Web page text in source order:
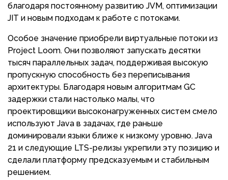
благодаря постоянному развитию JVM, оптимизации
JIT и новым подходам к работе с потоками.
Особое значение приобрели виртуальные потоки из
Project Loom. Они позволяют запускать десятки
тысяч параллельных задач, поддерживая высокую
пропускную способность без переписывания
архитектуры. Благодаря новым алгоритмам GC
задержки стали настолько малы, что
проектировщики высоконагруженных систем смело
используют Java в задачах, где раньше
доминировали языки ближе к низкому уровню. Java
21 и следующие LTS-релизы укрепили эту позицию и
сделали платформу предсказуемым и стабильным
решением.